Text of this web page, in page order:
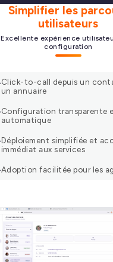
Simplifier les
utilisateurs
Excellente expérience
configuration
Click-to-call depuis un
un annuaire
Configuration transparente
automatique
Déploiement simplifiée et
immédiat aux services
Adoption facilitée pour les